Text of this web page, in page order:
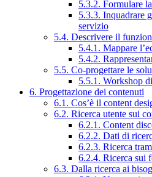
5.3.2. Formulare
5.3.3. Inquadrare
servizio
5.4. Descrivere il
5.4.1. Mappare
5.4.2.
5.5. Co-progettare le
5.5.1. Workshop
6. Progettazione dei contenuti
6.1. Cos’è il content
6.2. Ricerca utente sui
6.2.1. Content
6.2.2. Dati di
6.2.3. Ricerca
6.2.4. Ricerca sui
6.3. Dalla ricerca ai